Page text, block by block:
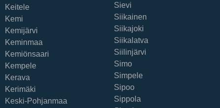
Keitele
Kemi
Kemijärvi
Keminmaa
Kemiönsaari
Kempele
Kerava
Kerimäki
Keski-Pohjanmaa
Sievi
Siikainen
Siikajoki
Siikalatva
Siilinjärvi
Simo
Simpele
Sipoo
Sippola